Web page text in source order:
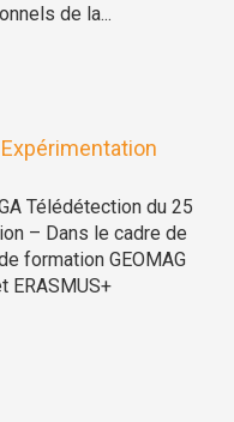
de la...
Télédétection du 25
– Dans le cadre de
formation GEOMAG
ERASMUS+